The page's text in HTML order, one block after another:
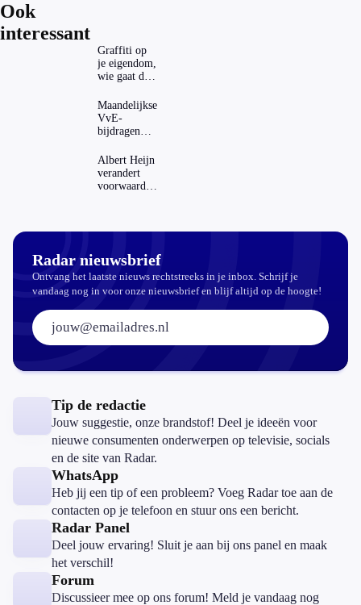
Ook
interessant
Graffiti op
je eigendom,
wie gaat dat
Maandelijkse
VvE-
bijdragen
dat invloed
op je
hypotheek?
Albert Heijn
verandert
voorwaarden
Radar nieuwsbrief
Ontvang het laatste nieuws rechtstreeks in je inbox. Schrijf je
vandaag nog in voor onze nieuwsbrief en blijf altijd op de hoogte!
E-mailadres:
Tip de redactie
Jouw suggestie, onze brandstof! Deel je ideeën voor
nieuwe consumenten onderwerpen op televisie, socials
en de site van Radar.
WhatsApp
Heb jij een tip of een probleem? Voeg Radar toe aan de
contacten op je telefoon en stuur ons een bericht.
Radar Panel
Deel jouw ervaring! Sluit je aan bij ons panel en maak
het verschil!
Forum
Discussieer mee op ons forum! Meld je vandaag nog